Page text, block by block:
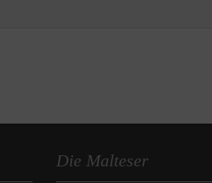
Die Malteser